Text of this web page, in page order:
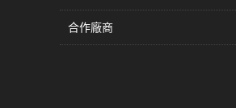
合作廠商